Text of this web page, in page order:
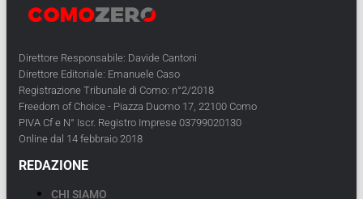
Direttore Responsabile: Davide Cantoni
Direttore Editoriale: Emanuele Caso
Registrazione Tribunale di Como: n°2/2018
Freedom of Choice - Piazza Duomo 17, 22100 Como
PIVA Cf e N° Iscr. Registro Imprese 03799020130
Online dal 14 febbraio 2018
REDAZIONE
CHI SIAMO